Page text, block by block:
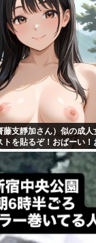
藤支靜加さん）似の成人
トを貼るぞ！おぱーい！
田県出身】